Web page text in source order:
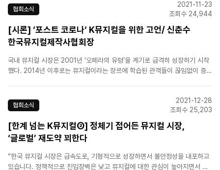
레[원본링크] https://news..
협회소식
2021-11-23
조회수 24,944
[시론] ‘포스트 코로나‘ K뮤지컬을 위한 고언/ 신춘수
한국뮤지컬제작사협회장
국내 뮤지컬 시장은 2001년 ‘오페라의 유령’을 계기로 급격히 성장하기 시작
했다. 2014년 이후로는 뮤지컬이라는 장르에 학습된 관객들이 끊임없이 증가
게 살펴보지 않았다.[출처]..
협회소식
2021-12-28
조회수 25,203
[한계 넘는 K뮤지컬②] 정체기 접어든 뮤지컬 시장,
‘글로벌’ 재도약 꾀한다
“한국 뮤지컬 시장은 급속도로, 기형적으로 성장하면서 불안정성을 내포하고
있습니다. 정책적으로 진입장벽은 낮고 뮤지컬에 대한 관심이 높아지면서 검